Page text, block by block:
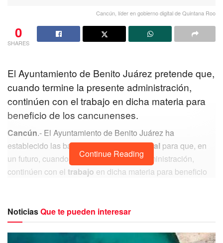
Cancún, líder en gobierno digital de Quintana Roo
0
SHARES
El Ayuntamiento de Benito Juárez pretende que,
cuando termine la presente administración,
continúen con el trabajo en dicha materia para
beneficio de los cancunenses.
Cancún.- El Ayuntamiento de Benito Juárez ha
establecido las bases delGobierno Digital para que, en
un futuro, cuando termine la presente administración,
continúen con el trabajo en dicha materia para beneficio
“Hemos logrado importantes avances en la
de trámites, servicios y solicitudes, y en general de toda la
información del Ayuntamiento, apoyados en la plataforma
Continue Reading
NoticiasQue te pueden interesar